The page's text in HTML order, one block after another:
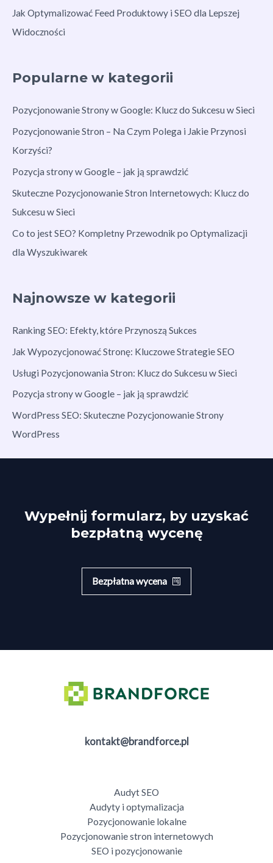
Jak Optymalizować Feed Produktowy i SEO dla Lepszej
Widoczności
Popularne w kategorii
Pozycjonowanie Strony w Google: Klucz do Sukcesu w Sieci
Pozycjonowanie Stron – Na Czym Polega i Jakie Przynosi
Korzyści?
Pozycja strony w Google – jak ją sprawdzić
Skuteczne Pozycjonowanie Stron Internetowych: Klucz do
Sukcesu w Sieci
Co to jest SEO? Kompletny Przewodnik po Optymalizacji
dla Wyszukiwarek
Najnowsze w kategorii
Ranking SEO: Efekty, które Przynoszą Sukces
Jak Wypozycjonować Stronę: Kluczowe Strategie SEO
Usługi Pozycjonowania Stron: Klucz do Sukcesu w Sieci
Pozycja strony w Google – jak ją sprawdzić
WordPress SEO: Skuteczne Pozycjonowanie Strony
WordPress
Wypełnij formularz, by uzyskać
bezpłatną wycenę
Bezpłatna wycena
kontakt@brandforce.pl
Audyt SEO
Audyty i optymalizacja
Pozycjonowanie lokalne
Pozycjonowanie stron internetowych
SEO i pozycjonowanie